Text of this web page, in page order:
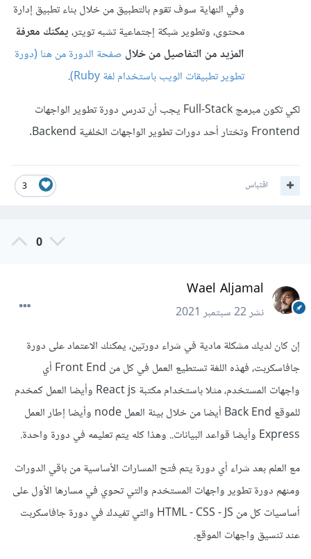
وفي النهاية سوف تقوم بالتطبيق من خلال بناء تطبيق إدارة
محتوى، وتطوير شبكة إجتماعية تشبه تويتر،يمكنك معرفة
المزيد من التفاصيل من خلال صفحة الدورة من هنا (دورة
تطوير تطبيقات الويب باستخدام لغة Ruby)
.
لكي تكون مبرمج Full-Stack يجب أن تدرس دورة تطوير الواجهات
Frontend وتختار أحد دورات تطوير الواجهات الخلفية Backend.
3 اقتباس
0
Wael Aljamal
نشر22 سبتمبر 2021
إن كان لديك مشكلة مادية في شراء دورتين، يمكنك الاعتماد على دورة
جافاسكربت، فهذه اللغة تستطيع العمل في كل من Front End أي
واجهات المستخدم، مثلا باستخدام مكتبة React js وأيضا العمل كمخدم
للموقع Back End أيضا من خلال بيئة العمل node وأيضا إطار العمل
Express وأيضا قواعد البيانات.. وهذا كله يتم تعليمه في دورة واحدة.
مع العلم بعد شراء أي دورة يتم فتح المسارات الأساسية من باقي الدورات
ومنهم دورة تطوير واجهات المستخدم والتي تحوي في مسارها الأول على
أساسيات كل من HTML - CSS - JS والتي تفيدك في دورة جافاسكربت
عند تنسيق واجهات الموقع.